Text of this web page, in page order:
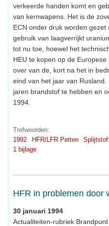
verkeerde handen komt en
van kernwapens. Het is de
ECN onder druk worden
gebruik van laagverrijkt
tot nu toe, hoewel het
HEU te kopen op de
over van de, kort na het in
eind van het jaar van
jaren brandstof te hebben en
1994.
Trefwoorden:
1992
HFR/LFR Petten
Splijtstof
1 bijlage
HFR in problemen door
30 januari 1994
Actualiteiten-rubriek